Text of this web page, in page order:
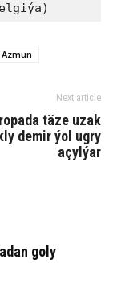
Next article
täze uzak
demir ýol ugry
açylýar
goly